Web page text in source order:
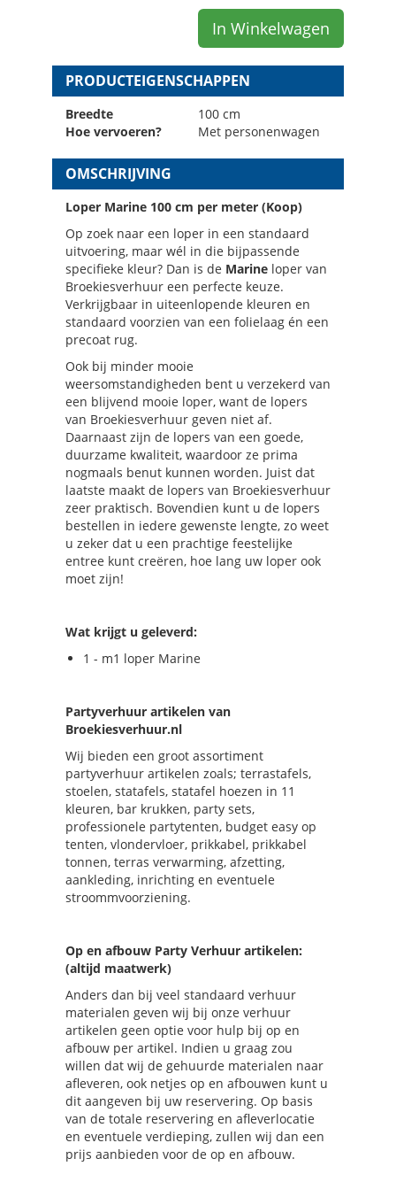
In Winkelwagen
PRODUCTEIGENSCHAPPEN
Breedte
100 cm
Hoe vervoeren?
Met personenwagen
OMSCHRIJVING
Loper Marine 100 cm per meter (Koop)
Op zoek naar een loper in een standaard
uitvoering, maar wél in die bijpassende
specifieke kleur? Dan is de Marine loper van
Broekiesverhuur een perfecte keuze.
Verkrijgbaar in uiteenlopende kleuren en
standaard voorzien van een folielaag én een
precoat rug.
Ook bij minder mooie
weersomstandigheden bent u verzekerd van
een blijvend mooie loper, want de lopers
van Broekiesverhuur geven niet af.
Daarnaast zijn de lopers van een goede,
duurzame kwaliteit, waardoor ze prima
nogmaals benut kunnen worden. Juist dat
laatste maakt de lopers van Broekiesverhuur
zeer praktisch. Bovendien kunt u de lopers
bestellen in iedere gewenste lengte, zo weet
u zeker dat u een prachtige feestelijke
entree kunt creëren, hoe lang uw loper ook
moet zijn!
Wat krijgt u geleverd:
1 - m1 loper Marine
Partyverhuur artikelen van
Broekiesverhuur.nl
Wij bieden een groot assortiment
partyverhuur artikelen zoals; terrastafels,
stoelen, statafels, statafel hoezen in 11
kleuren, bar krukken, party sets,
professionele partytenten, budget easy op
tenten, vlondervloer, prikkabel, prikkabel
tonnen, terras verwarming, afzetting,
aankleding, inrichting en eventuele
stroommvoorziening.
Op en afbouw Party Verhuur artikelen:
(altijd maatwerk)
Anders dan bij veel standaard verhuur
materialen geven wij bij onze verhuur
artikelen geen optie voor hulp bij op en
afbouw per artikel. Indien u graag zou
willen dat wij de gehuurde materialen naar
afleveren, ook netjes op en afbouwen kunt u
dit aangeven bij uw reservering. Op basis
van de totale reservering en afleverlocatie
en eventuele verdieping, zullen wij dan een
prijs aanbieden voor de op en afbouw.